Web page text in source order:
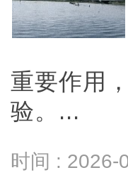
重要作用
验。...
时间 : 2026-